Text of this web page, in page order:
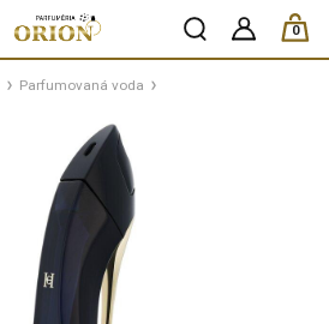
0
ks /
Parfumovaná voda